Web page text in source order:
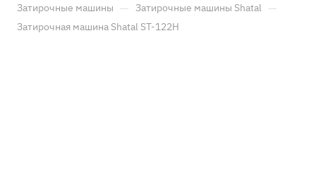
Затирочные машины — Затирочные машины Shatal —
Затирочная машина Shatal ST-122H